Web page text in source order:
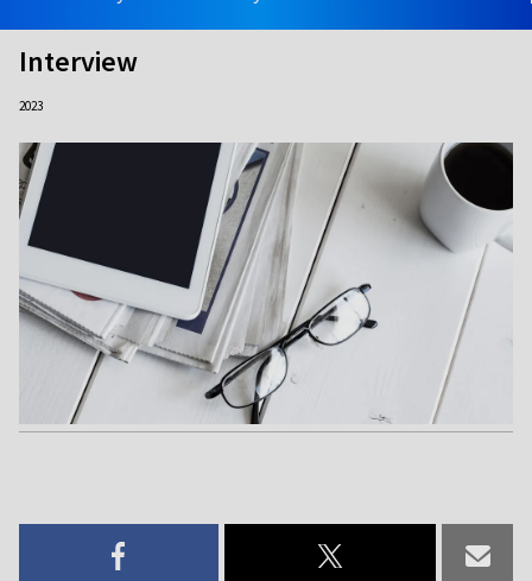
Interview
2023